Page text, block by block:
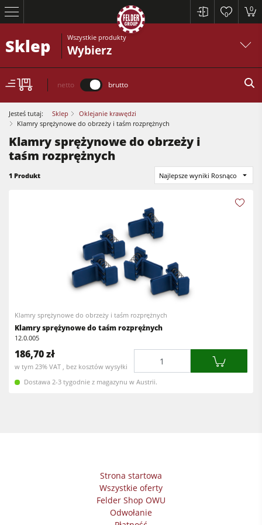
0
0
Piły formatowe
Obrabiarki 5-czynnościowe
Centra obróbcze CNC
Okleiniarki
Szlifierki taśmowe & Szlifierki do krawędzi
Szlifierki szerokotaśmowe i szczotkowe
Pilarki taśmowe
Wiertarki wielowrzecionowe i wiertarko-dłutarki
Odciągarko-odpylarki & Odpylacze
Urządzenia posuwowe
Frezarki dolnowrzecionowe
Pilarko-frezarki
Obrabiarki wieloczynnościowe
Centra obróbcze CNC
Okleiniarki prostoliniowe
Szlifierki
Sklep Wszystkie produkty
Wybierz
netto brutto
Jesteś tutaj: Sklep
Oklejanie krawędzi
Klamry sprężynowe do obrzeży i taśm rozprężnych
Klamry sprężynowe do obrzeży i
taśm rozprężnych
1 Produkt Najlepsze wyniki Rosnąco
Klamry sprężynowe do obrzeży i taśm rozprężnych
Klamry sprężynowe do taśm rozprężnych
12.0.005
186,70 zł
w tym 23% VAT , bez kosztów wysyłki
Dostawa 2-3 tygodnie z magazynu w Austrii.
Strona startowa
Wszystkie oferty
Felder Shop OWU
Odwołanie